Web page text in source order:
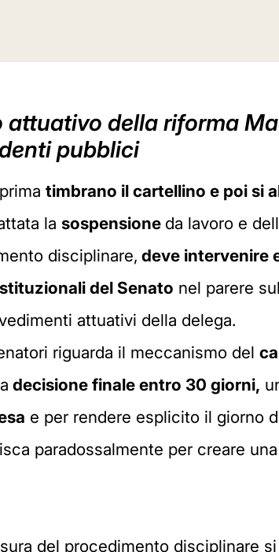
della riforma
pubblici
timbrano il cartellino e poi si
la sospensione da lavoro e
disciplinare, deve intervenire
del Senato nel parere
attuativi della delega.
riguarda il meccanismo del
decisione finale entro 30 giorni,
e per rendere esplicito il giorno
paradossalmente per creare una
del procedimento disciplinare